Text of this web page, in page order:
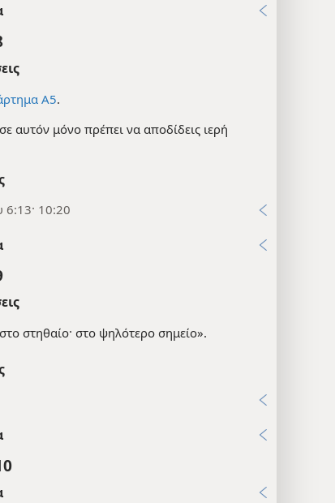
Α5.
αυτόν μόνο πρέπει να αποδίδεις ιερή
6:13· 10:20
στηθαίο· στο ψηλότερο σημείο».